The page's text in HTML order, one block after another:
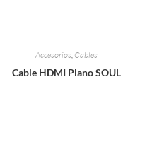
Accesorios Cables
Cable HDMI Plano SOUL